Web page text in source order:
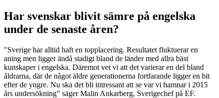
Har svenskar blivit sämre på engelska
under de senaste åren?
"Sverige har alltid haft en topplacering. Resultatet fluktuerar en
aning men ligger ändå stadigt bland de länder med allra bäst
kunskaper i engelska. Däremot vet vi att det varierar en del bland
åldrarna, där de något äldre generationerna fortfarande ligger en bit
efter de yngre. Nu ska det bli intressant att se var vi hamnar i 2015
års undersökning" säger Malin Ankarberg, Sverigechef på EF.